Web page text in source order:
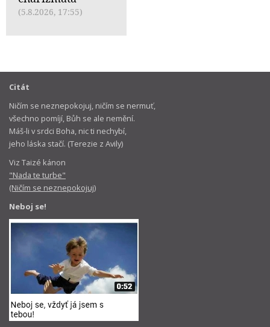
(5.8.2026, 17:55)
Citát
Ničím se neznepokojuj, ničím se nermuť,
všechno pomíjí, Bůh se ale nemění.
Máš-li v srdci Boha, nic ti nechybí,
jeho láska stačí. (Terezie z Avily)
Viz Taizé kánon
"Nada te turbe"
(Ničím se neznepokojuj)
Neboj se!